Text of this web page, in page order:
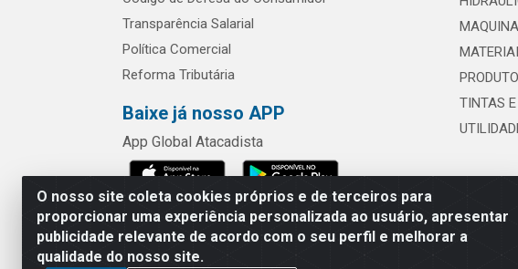
O nosso site coleta cookies próprios e de terceiros para
proporcionar uma experiência personalizada ao usuário, apresentar
publicidade relevante de acordo com o seu perfil e melhorar a
qualidade do nosso site.
Transparência Salarial
Política Comercial
Reforma Tributária
Baixe já nosso APP
App Global Atacadista
TINTAS
Rua Chipuê, 117 - S. Miguel